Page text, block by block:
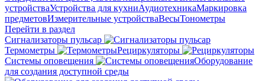
устройстваУстройства для кухниАудиотехникаМаркировка
предметовИзмерительные устройстваВесыТонометры
Перейти в раздел
Сигнализаторы пульсар
Термометры
Рециркуляторы
Cистемы оповещения
Оборудование
для создания доступной среды